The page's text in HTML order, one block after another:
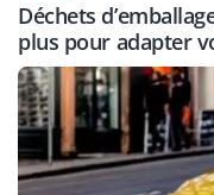
Déchets
plus pour adapter